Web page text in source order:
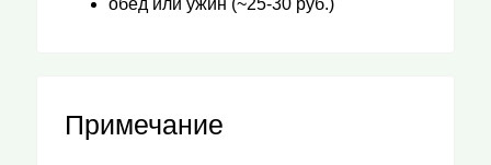
обед или ужин (~25-30 руб.)
Примечание